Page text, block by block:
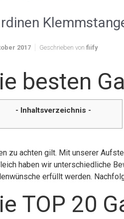
2017 Geschrieben von fiify
besten
- Inhaltsverzeichnis -
zu achten gilt. Mit unserer
haben wir unterschiedliche
erfüllt werden.
TOP 20